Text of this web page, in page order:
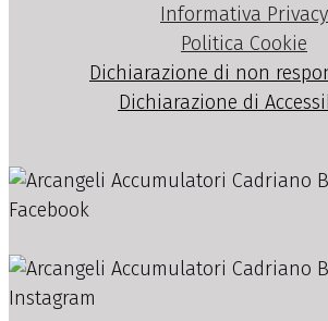
Informativa Privacy
Politica Cookie
Dichiarazione di non
Dichiarazione di